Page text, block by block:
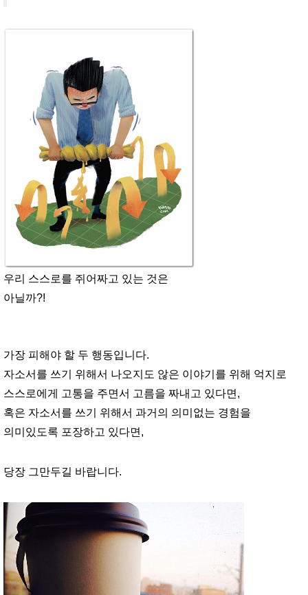
우리 스스로를 쥐어짜고 있는 것은
아닐까?!
가장 피해야 할 두 행동입니다.
자소서를 쓰기 위해서 나오지도 않은 이야기를 위해 억지로
스스로에게 고통을 주면서 고름을 짜내고 있다면,
혹은 자소서를 쓰기 위해서 과거의 의미없는 경험을
의미있도록 포장하고 있다면,
당장 그만두길 바랍니다.